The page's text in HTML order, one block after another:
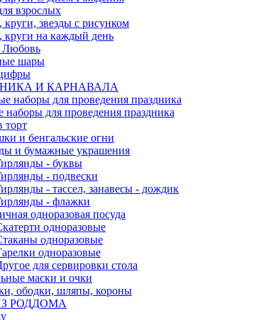
взрослых
круги, звезды с рисунком
круги на каждый день
Любовь
шары
И КАРНАВАЛА
наборы для проведения праздника
наборы для проведения праздника
торт
и бенгальские огни
и бумажные украшения
- буквы
- подвески
- тассел, занавесы - дождик
- флажки
одноразовая посуда
одноразовые
одноразовые
одноразовые
для сервировки стола
маски и очки
ободки, шляпы, короны
РОДДОМА